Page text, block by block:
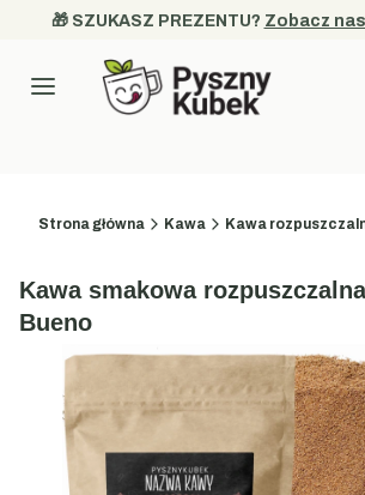
🎁 SZUKASZ PREZENTU? Zobacz
Kategorie
Strona główna Kawa Kawa
Kawa smakowa
Bueno